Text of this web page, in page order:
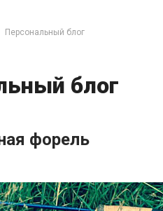
Персональный блог
блог
форель